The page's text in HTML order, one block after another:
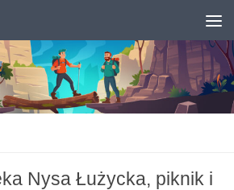
Nysa Łużycka, piknik i